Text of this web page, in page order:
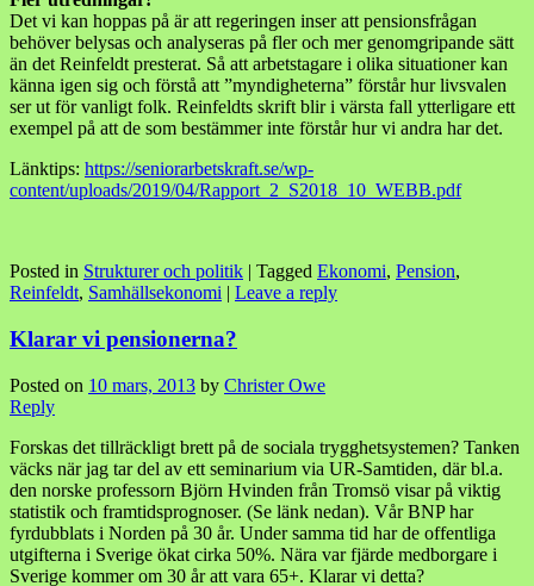
Det vi kan hoppas på är att regeringen inser att pensionsfrågan
behöver belysas och analyseras på fler och mer genomgripande sätt
än det Reinfeldt presterat. Så att arbetstagare i olika situationer kan
känna igen sig och förstå att ”myndigheterna” förstår hur livsvalen
ser ut för vanligt folk. Reinfeldts skrift blir i värsta fall ytterligare ett
exempel på att de som bestämmer inte förstår hur vi andra har det.
Länktips: https://seniorarbetskraft.se/wp-
content/uploads/2019/04/Rapport_2_S2018_10_WEBB.pdf
Posted in Strukturer och politik | Tagged Ekonomi, Pension,
Reinfeldt, Samhällsekonomi | Leave a reply
Klarar vi pensionerna?
Posted on 10 mars, 2013 by Christer Owe
Reply
Forskas det tillräckligt brett på de sociala trygghetsystemen? Tanken
väcks när jag tar del av ett seminarium via UR-Samtiden, där bl.a.
den norske professorn Björn Hvinden från Tromsö visar på viktig
statistik och framtidsprognoser. (Se länk nedan). Vår BNP har
fyrdubblats i Norden på 30 år. Under samma tid har de offentliga
utgifterna i Sverige ökat cirka 50%. Nära var fjärde medborgare i
Sverige kommer om 30 år att vara 65+. Klarar vi detta?